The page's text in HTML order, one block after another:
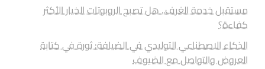
مستقبل خدمة الغرف.. هل تصبح الروبوتات الخيار الأكثر
كفاءة؟
الذكاء الاصطناعي التوليدي في الضيافة: ثورة في كتابة
العروض والتواصل مع الضيوف